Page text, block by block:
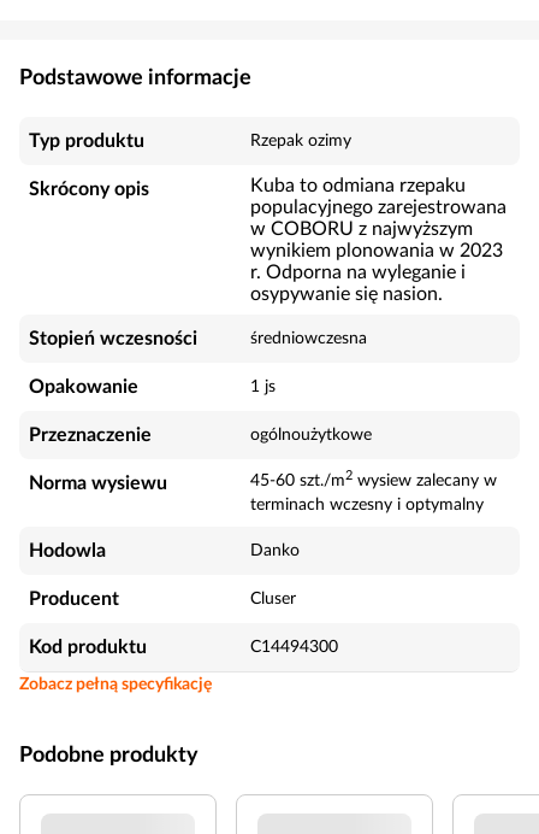
Podstawowe informacje
Typ produktu Rzepak ozimy
Skrócony opis
Kuba to odmiana rzepaku
populacyjnego zarejestrowana
w COBORU z najwyższym
wynikiem plonowania w 2023
r. Odporna na wyleganie i
osypywanie się nasion.
Stopień wczesności średniowczesna
Opakowanie 1 js
Przeznaczenie ogólnoużytkowe
Norma wysiewu 45-60 szt./m2 wysiew zalecany w
terminach wczesny i optymalny
Hodowla Danko
Producent Cluser
Kod produktu C14494300
Zobacz pełną specyfikację
Podobne produkty